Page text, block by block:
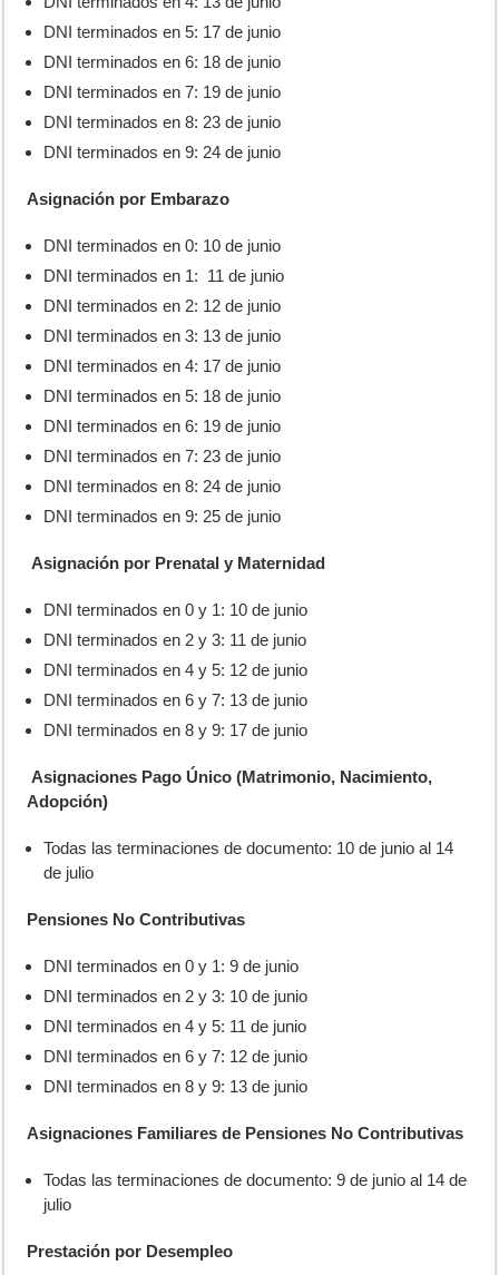
DNI terminados en 5: 17 de junio
DNI terminados en 6: 18 de junio
DNI terminados en 7: 19 de junio
DNI terminados en 8: 23 de junio
DNI terminados en 9: 24 de junio
Asignación por Embarazo
DNI terminados en 0: 10 de junio
DNI terminados en 1: 11 de junio
DNI terminados en 2: 12 de junio
DNI terminados en 3: 13 de junio
DNI terminados en 4: 17 de junio
DNI terminados en 5: 18 de junio
DNI terminados en 6: 19 de junio
DNI terminados en 7: 23 de junio
DNI terminados en 8: 24 de junio
DNI terminados en 9: 25 de junio
Asignación por Prenatal y Maternidad
DNI terminados en 0 y 1: 10 de junio
DNI terminados en 2 y 3: 11 de junio
DNI terminados en 4 y 5: 12 de junio
DNI terminados en 6 y 7: 13 de junio
DNI terminados en 8 y 9: 17 de junio
Asignaciones Pago Único (Matrimonio, Nacimiento,
Adopción)
Todas las terminaciones de documento: 10 de junio al 14
de julio
Pensiones No Contributivas
DNI terminados en 0 y 1: 9 de junio
DNI terminados en 2 y 3: 10 de junio
DNI terminados en 4 y 5: 11 de junio
DNI terminados en 6 y 7: 12 de junio
DNI terminados en 8 y 9: 13 de junio
Asignaciones Familiares de Pensiones No Contributivas
Todas las terminaciones de documento: 9 de junio al 14 de
julio
Prestación por Desempleo